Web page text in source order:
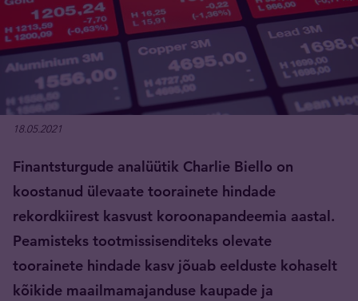
18.05.2021
Finantsturgude analüütik Charlie Biello on
koostanud ülevaate toorainete hindade
rekordkiirest kasvust koroonapandeemia aastal.
Peamisteks tootmissisenditeks olevate
toorainete hindade kasv jõuab eelduste kohaselt
kõikide maailmamajanduse kaupade ja